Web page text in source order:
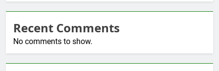
Recent Comments
No comments to show.